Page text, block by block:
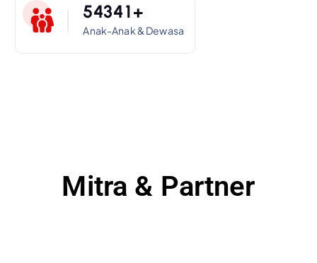
54341+
Anak-Anak & Dewasa
Mitra & Partner